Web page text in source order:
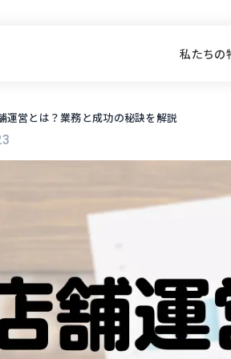
私たちの
運営とは？業務と成功の秘訣を解説